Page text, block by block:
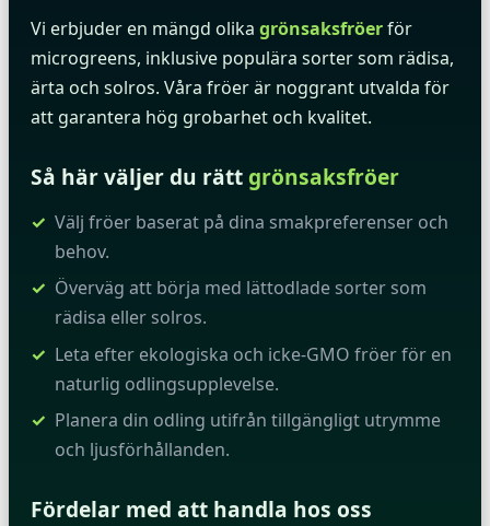
Vi erbjuder en mängd olika grönsaksfröerför
microgreens, inklusive populära sorter som rädisa,
ärta och solros. Våra fröer är noggrant utvalda för
att garantera hög grobarhet och kvalitet.
Så här väljer du rättgrönsaksfröer
Välj fröer baserat på dina smakpreferenser och
behov.
Överväg att börja med lättodlade sorter som
rädisa eller solros.
Leta efter ekologiska och icke-GMO fröer för en
naturlig odlingsupplevelse.
Planera din odling utifrån tillgängligt utrymme
och ljusförhållanden.
Fördelar med att handla hos oss